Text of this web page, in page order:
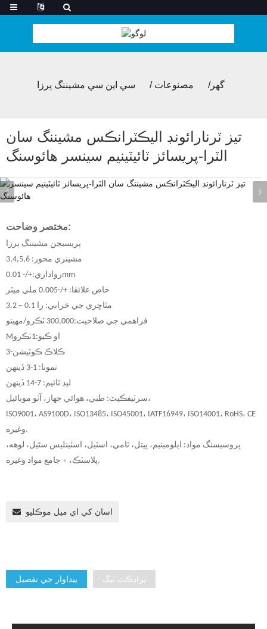
گھر مصنوعات سي اين سي مشيننگ پرزا
تيز ٽرنارائونڊ اليڪٽرانڪس مشيننگ سان
الٽرا-پريسائز ٽائيٽينيم سينسر هائوسنگ
مختصر وضاحت:
پريسيجن مشيننگ پرزا
مشينري محور: 3,4,5,6
رواداري:+/- 0.01mm
خاص علائقا: +/-0.005 ملي ميٽر
مٿاڇري جي خرابي: را 0.1 ~ 3.2
فراهمي جي صلاحيت:
300,000 ٽڪرو/مهينو
M
او ڪيو:1ٽڪرو
3-ڪلاڪ ڪوٽيشن
نمونا: 1-3 ڏينهن
ليڊ ٽائيم: 7-14 ڏينهن
سرٽيفڪيٽ: طبي، هوائي جهاز، آٽو موبائيل،
ISO9001، AS9100D، ISO13485، ISO45001، IATF16949، ISO14001، RoHS، CE
وغيره.
پروسيسنگ مواد: ايلومينيم، پيتل، ٽامي، اسٽيل، اسٽينلیس سٹیل، لوهه،
پلاسٽڪ، ۽ جامع مواد وغيره.
اسان کي اي ميل موڪليو
پيداوار جي تفصيل پراڊڪٽ ٽيگ